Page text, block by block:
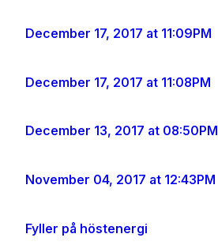
December 17, 2017 at 11:09PM
December 17, 2017 at 11:08PM
December 13, 2017 at 08:50PM
November 04, 2017 at 12:43PM
Fyller på höstenergi